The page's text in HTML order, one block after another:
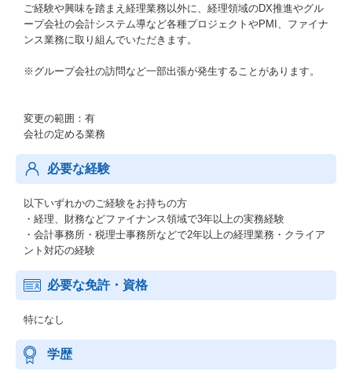
ご経験や興味を踏まえ経理業務以外に、経理領域のDX推進やグル
ープ会社の会計システム導など各種プロジェクトやPMI、ファイナ
ンス業務に取り組んでいただきます。
※グループ会社の訪問など一部出張が発生することがあります。
変更の範囲：有
会社の定める業務
必要な経験
以下いずれかのご経験をお持ちの方
・経理、財務などファイナンス領域で3年以上の実務経験
・会計事務所・税理士事務所などで2年以上の経理業務・クライア
ント対応の経験
必要な免許・資格
特になし
学歴